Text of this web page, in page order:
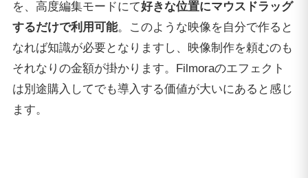
を、高度編集モードにて好きな位置にマウスドラッグ
するだけで利用可能。このような映像を自分で作ると
なれば知識が必要となりますし、映像制作を頼むのも
それなりの金額が掛かります。Filmoraのエフェクト
は別途購入してでも導入する価値が大いにあると感じ
ます。